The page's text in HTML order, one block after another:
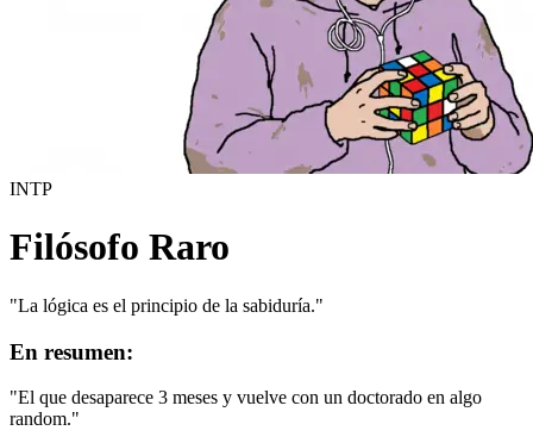
INTP
Filósofo Raro
"La lógica es el principio de la sabiduría."
En resumen:
"El que desaparece 3 meses y vuelve con un doctorado en algo
random."